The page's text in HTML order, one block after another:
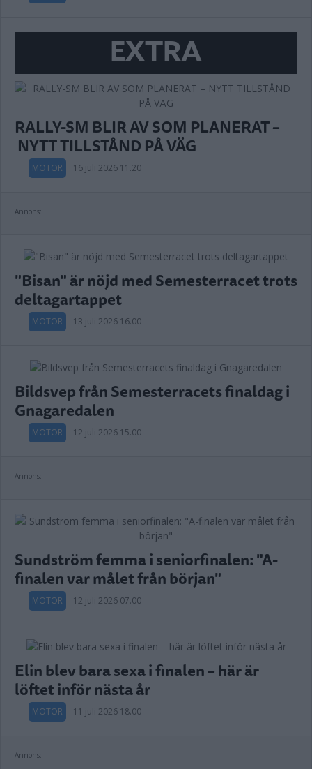
EXTRA
RALLY-SM BLIR AV SOM PLANERAT –
NYTT TILLSTÅND PÅ VÄG
MOTOR 16 juli 2026 11.20
Annons:
"Bisan" är nöjd med Semesterracet trots
deltagartappet
MOTOR 13 juli 2026 16.00
Bildsvep från Semesterracets finaldag i
Gnagaredalen
MOTOR 12 juli 2026 15.00
Annons:
Sundström femma i seniorfinalen: "A-
finalen var målet från början"
MOTOR 12 juli 2026 07.00
Elin blev bara sexa i finalen – här är
löftet inför nästa år
MOTOR 11 juli 2026 18.00
Annons: